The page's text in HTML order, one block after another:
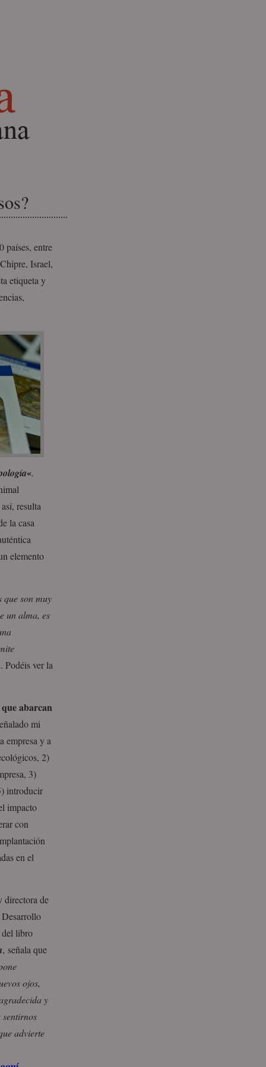
países, entre
Israel,
etiqueta y
«.
resulta
la casa
elemento
que son muy
un alma, es
Podéis ver la
abarcan
mi
empresa y a
2)
3)
introducir
impacto
con
en el
directora de
del libro
, señala que
ojos,
y
advierte